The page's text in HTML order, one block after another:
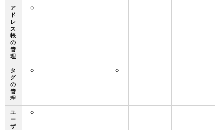
ア
ド
レ
ス
帳
の
管
理
○
タ
グ
の
管
理
○ ○
ユ
ー
ザ
○